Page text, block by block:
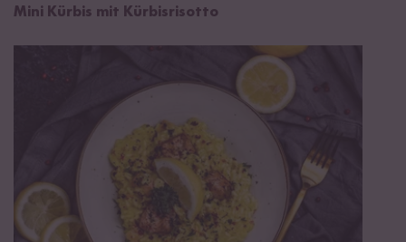
Mini Kürbis mit Kürbisrisotto